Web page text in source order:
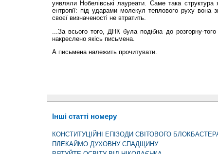
уявляли Нобелівські лауреати. Саме така
ентропії: під ударами молекул теплового руху вона
своєї визначеності не втратить.
...За всього того, ДНК була подібна до розгорну-
накреслено якісь письмена.
А письмена належить прочитувати.
Інші статті номеру
КОНСТИТУЦІЙНІ ЕПІЗОДИ СВІТОВОГО
ПЛЕКАЙМО ДУХОВНУ СПАДЩИНУ